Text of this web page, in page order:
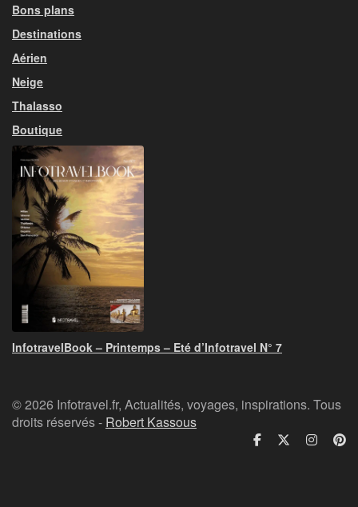
Bons plans
Destinations
Aérien
Neige
Thalasso
Boutique
InfotravelBook – Printemps – Eté d’Infotravel N° 7
© 2026 Infotravel.fr, Actualités, voyages, inspirations. Tous
droits réservés - Robert Kassous